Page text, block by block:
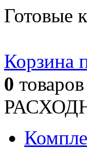
Готовые
Корзина
0 товаров